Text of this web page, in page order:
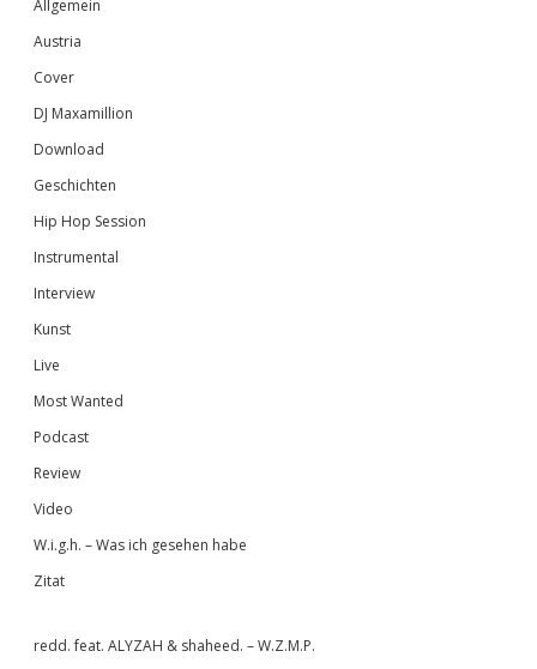
Allgemein
Austria
Cover
DJ Maxamillion
Download
Geschichten
Hip Hop Session
Instrumental
Interview
Kunst
Live
Most Wanted
Podcast
Review
Video
W.i.g.h. – Was ich gesehen habe
Zitat
redd. feat. ALYZAH & shaheed. – W.Z.M.P.